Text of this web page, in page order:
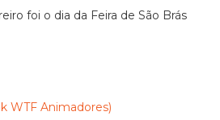
foi o dia da Feira de São Brás
WTF Animadores)